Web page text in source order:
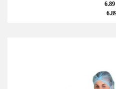
6.89